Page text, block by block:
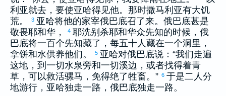
利亚就去，要使亚哈得见他。那时撒马利亚有大饥
荒。
3 亚哈将他的家宰俄巴底召了来。 俄巴底甚是
敬畏耶和华，
4 耶洗别 杀耶和华众先知的时候， 俄
巴底将一百个先知藏了，每五十人藏在一个洞里，
拿饼和水供养他们。
5 亚哈对俄巴底说：“我们走遍
这地，到一切水泉旁和一切溪边，或者找得着青
草，可以救活骡马，免得绝了牲畜。” 6 于是二人分
地游行， 亚哈独走一路， 俄巴底独走一路。